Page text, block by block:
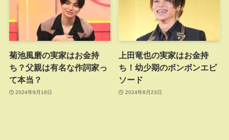
菊池風磨の実家はお金持
ち？父親は有名な作詞家っ
て本当？
2024年9月16日
上田竜也の実家はお金持
ち！幼少期のボンボンエピ
ソード
2024年8月23日